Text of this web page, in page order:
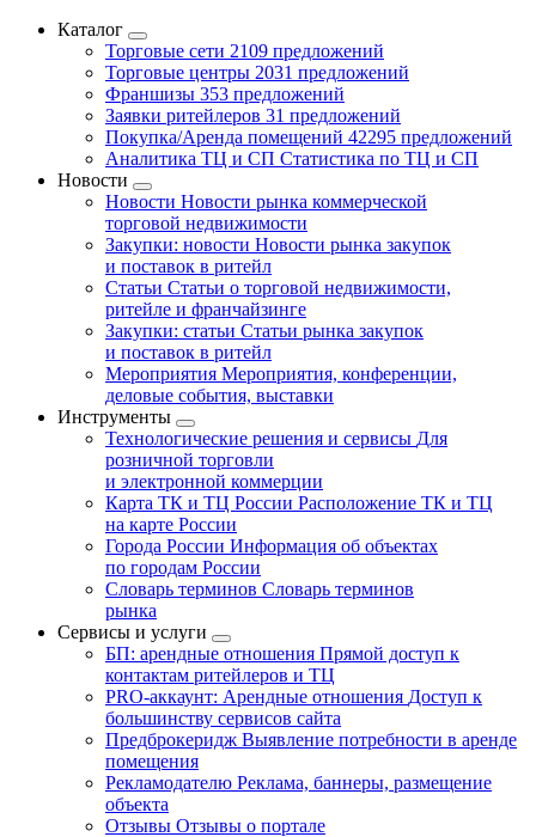
Каталог
Торговые сети 2109 предложений
Торговые центры 2031 предложений
Франшизы 353 предложений
Заявки ритейлеров 31 предложений
Покупка/Аренда помещений 42295 предложений
Аналитика ТЦ и СП Статистика по ТЦ и СП
Новости
Новости Новости рынка коммерческой
торговой недвижимости
Закупки: новости Новости рынка закупок
и поставок в ритейл
Статьи Статьи о торговой недвижимости,
ритейле и франчайзинге
Закупки: статьи Статьи рынка закупок
и поставок в ритейл
Мероприятия Мероприятия, конференции,
деловые события, выставки
Инструменты
Технологические решения и сервисы Для
розничной торговли
и электронной коммерции
Карта ТК и ТЦ России Расположение ТК и ТЦ
на карте России
Города России Информация об объектах
по городам России
Словарь терминов Словарь терминов
рынка
Сервисы и услуги
БП: арендные отношения Прямой доступ к
контактам ритейлеров и ТЦ
PRO-аккаунт: Арендные отношения Доступ к
большинству сервисов сайта
Предброкеридж Выявление потребности в аренде
помещения
Рекламодателю Реклама, баннеры, размещение
объекта
Отзывы Отзывы о портале